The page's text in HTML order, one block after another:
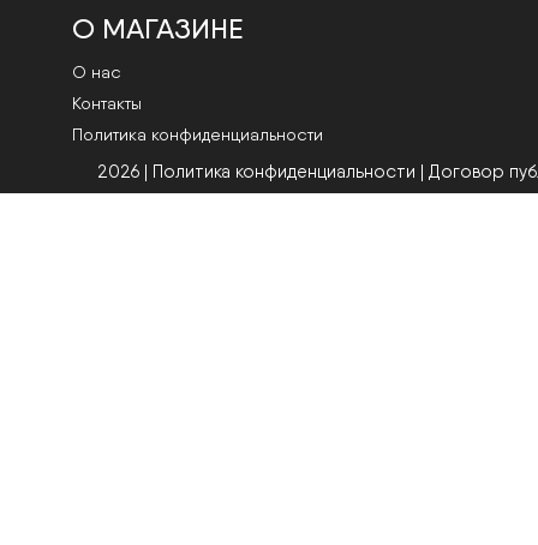
О МАГАЗИНЕ
О нас
Контакты
Политика конфиденциальности
2026 | Политика конфиденциальности | Договор